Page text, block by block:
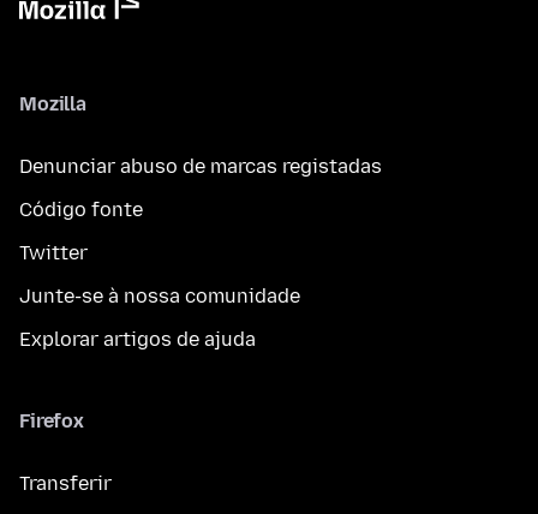
Mozilla
Denunciar abuso de marcas registadas
Código fonte
Twitter
Junte-se à nossa comunidade
Explorar artigos de ajuda
Firefox
Transferir